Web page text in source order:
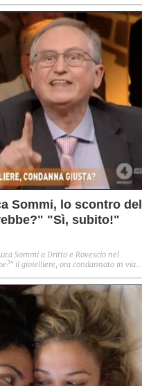
Sommi, lo scontro del
"Sì, subito!"
Sommi a Dritto e Rovescio nel
il gioielliere, ora condannato in via